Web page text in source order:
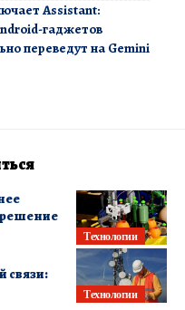
Assistant:
гаджетов
переведут на Gemini
Технологии
Технологии
связи: